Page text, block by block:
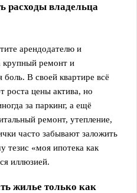
расходы владельца
арендодателю и
крупный ремонт и
В своей квартире всё
роста цены актива, но
за паркинг, а ещё
ремонт, утепление,
часто забывают заложить
тезис «моя ипотека как
иллюзией.
жилье только как